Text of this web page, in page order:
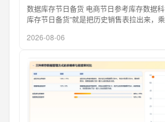
数据库存节日备货 电商节日参考库存数据
库存节日备货”就是把历史销售表拉出来，
2026-08-06